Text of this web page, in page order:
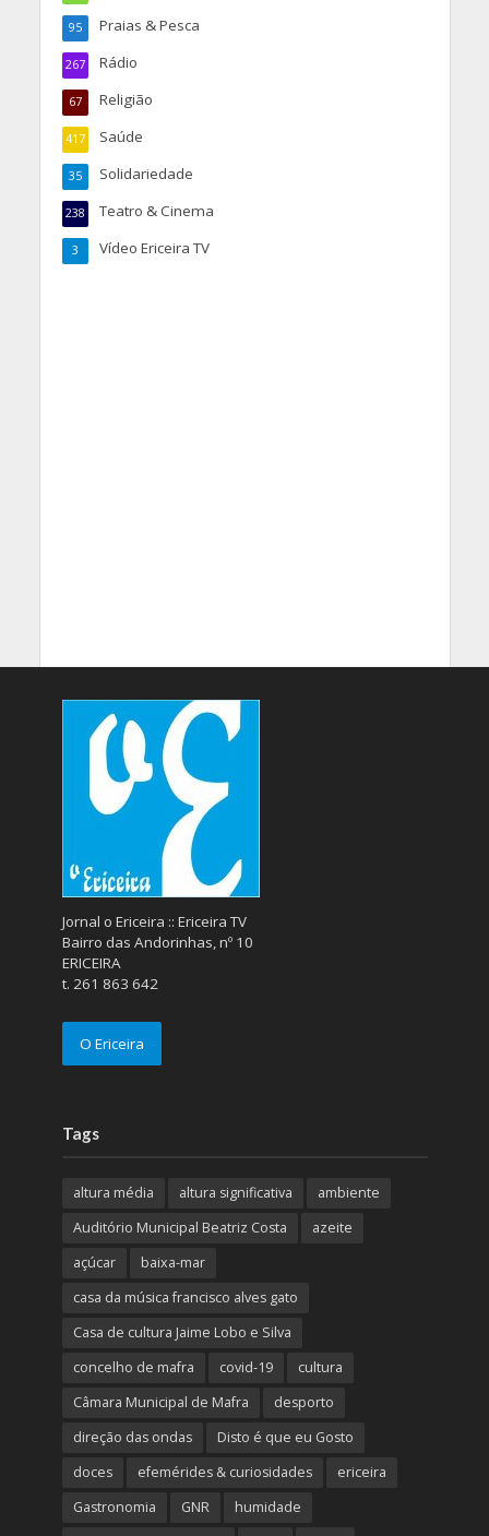
Praias & Pesca
95
Rádio
267
Religião
67
Saúde
417
Solidariedade
35
Teatro & Cinema
238
Vídeo Ericeira TV
3
Jornal o Ericeira :: Ericeira TV
Bairro das Andorinhas, nº 10
ERICEIRA
t. 261 863 642
O Ericeira
Tags
altura média altura significativa
ambiente
Auditório Municipal Beatriz Costa
azeite
açúcar
baixa-mar
casa da música francisco alves gato
Casa de cultura Jaime Lobo e Silva
concelho de mafra
covid-19
cultura
Câmara Municipal de Mafra
desporto
direção das ondas
Disto é que eu Gosto
doces
efemérides & curiosidades
ericeira
Gastronomia
GNR
humidade